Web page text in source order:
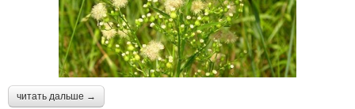
читать дальше →